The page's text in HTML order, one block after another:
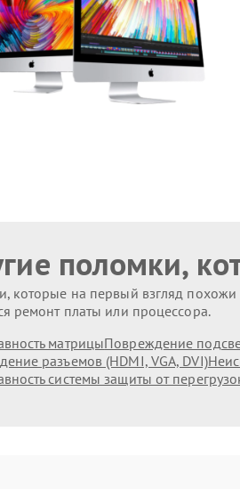
поломки,
которые на первый взгляд похожи
ремонт платы или процессора.
матрицыПовреждение
разъемов (HDMI, VGA, DVI)
системы защиты от